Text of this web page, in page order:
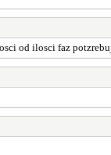
od ilosci faz